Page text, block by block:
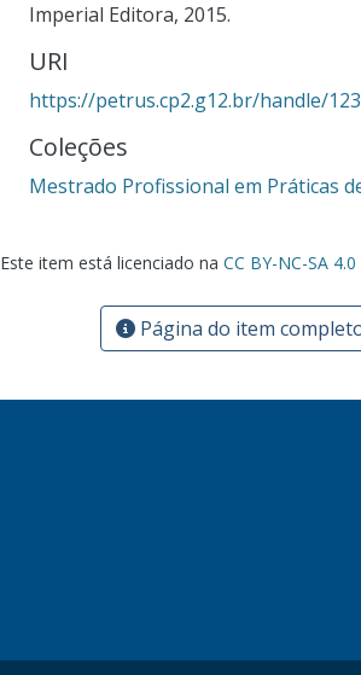
Imperial Editora, 2015.
URI
https://petrus.cp2.g12.br/handle/
Coleções
Mestrado Profissional em Práticas
Este item está licenciado na CC BY-NC-SA 4.0
Página do item